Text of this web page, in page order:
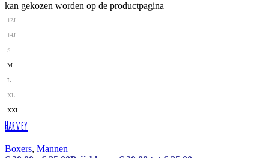
kan gekozen worden op de productpagina
12J
14J
S
M
L
XL
XXL
Harvey
Boxers, Mannen